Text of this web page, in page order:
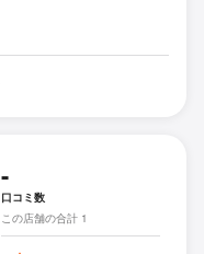
-
口コミ数
この店舗の合計 1